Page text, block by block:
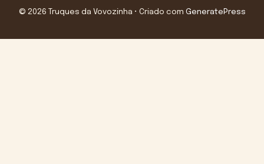
© 2026 Truques da Vovozinha • Criado com GeneratePress